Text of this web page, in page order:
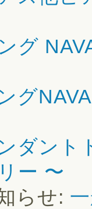
グ
グ
ダント
ー 〜
らせ: